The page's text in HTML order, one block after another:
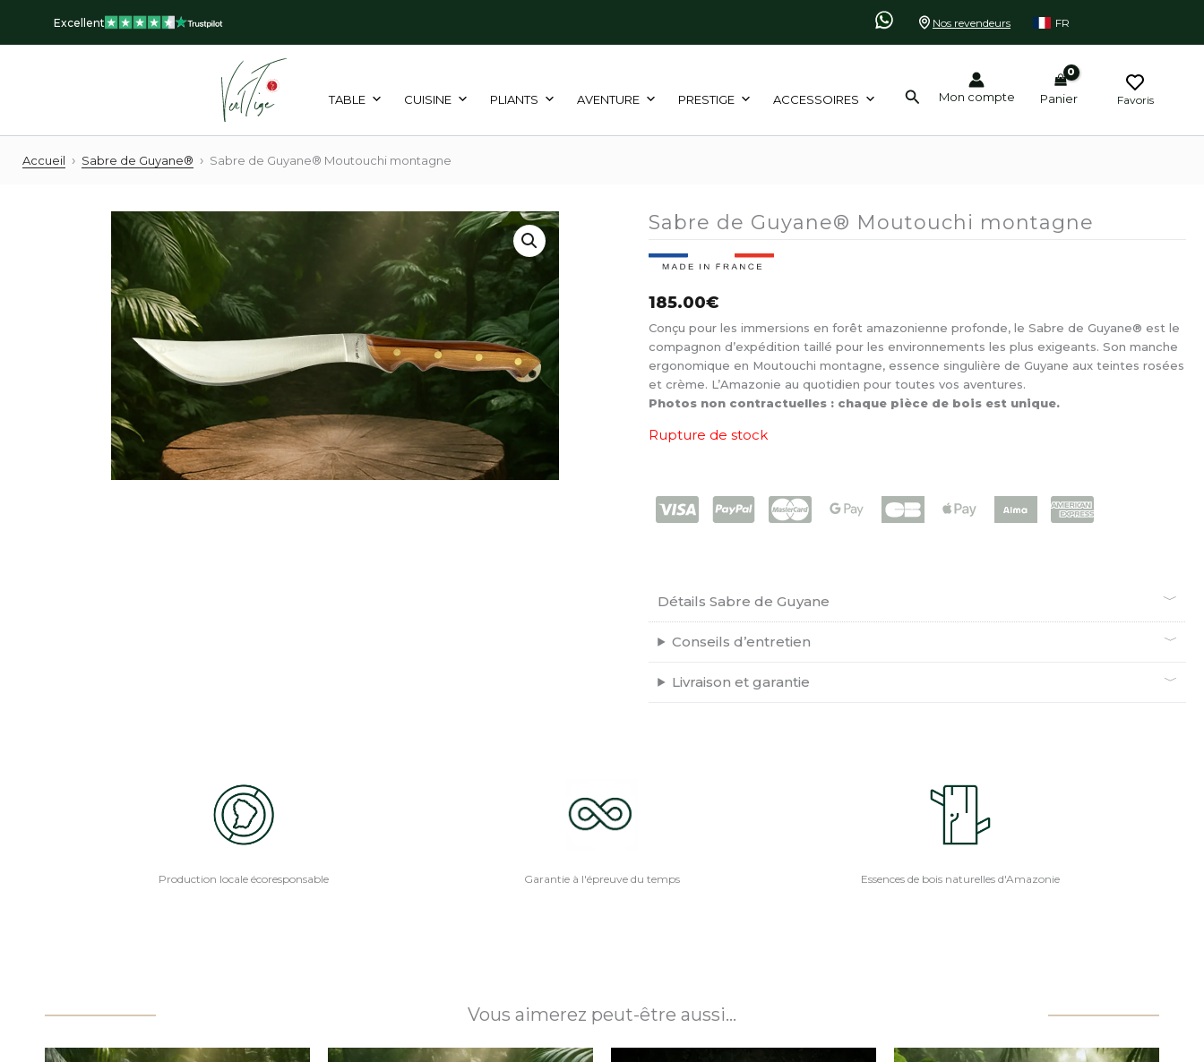
Excellent Nos revendeurs FR
TABLE CUISINE PLIANTS AVENTURE PRESTIGE ACCESSOIRES Rechercher
Mon compte Panier Favoris
Accueil › Sabre de Guyane® › Sabre de Guyane® Moutouchi montagne
Sabre de Guyane® Moutouchi montagne
185.00€
Conçu pour les immersions en forêt amazonienne profonde, le Sabre de Guyane® est le
compagnon d’expédition taillé pour les environnements les plus exigeants. Son manche
ergonomique en Moutouchi montagne, essence singulière de Guyane aux teintes rosées
et crème. L’Amazonie au quotidien pour toutes vos aventures.
Photos non contractuelles : chaque pièce de bois est unique.
Rupture de stock
Détails Sabre de Guyane
Conseils d’entretien
Livraison et garantie
Production locale écoresponsable Garantie à l'épreuve du temps Essences de bois naturelles d'Amazonie
Vous aimerez peut-être aussi…